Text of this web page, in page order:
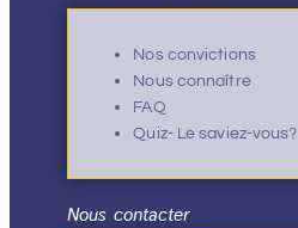
Nos convictions
Nous connaître
FAQ
Quiz- Le saviez-vous?
Nous contacter